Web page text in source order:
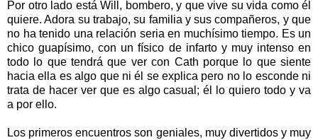
Por otro lado está Will, bombero, y que vive su vida como él
quiere. Adora su trabajo, su familia y sus compañeros, y que
no ha tenido una relación seria en muchísimo tiempo. Es un
chico guapísimo, con un físico de infarto y muy intenso en
todo lo que tendrá que ver con Cath porque lo que siente
hacia ella es algo que ni él se explica pero no lo esconde ni
trata de hacer ver que es algo casual; él lo quiero todo y va
a por ello.
Los primeros encuentros son geniales, muy divertidos y muy